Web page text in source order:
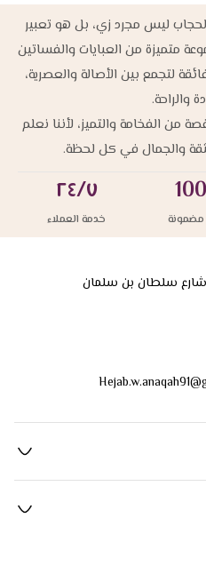
ليس مجرد زي، بل هو تعبير
متميزة من العبايات والفساتين
لتجمع بين الأصالة والعصرية،
والراحة.
الفخامة والتميز، لأننا نعلم
والجمال في كل لحظة.
مضمونة
٢٤/٧
خدمة العملاء
سلطان بن سلمان